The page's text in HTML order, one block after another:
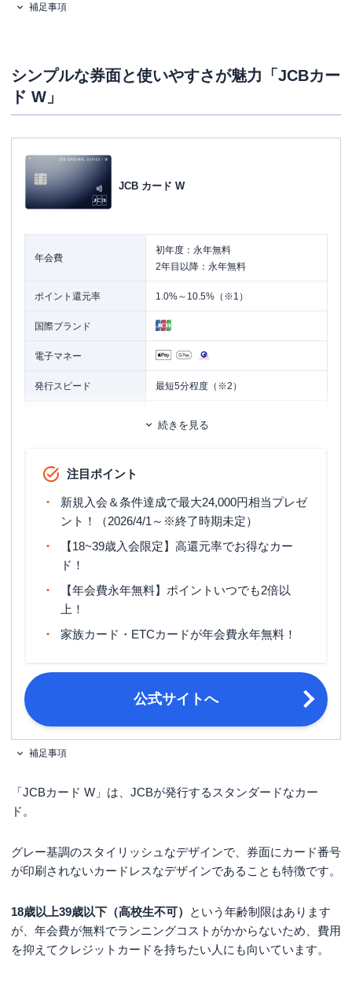
補足事項
シンプルな券面と使いやすさが魅力「JCBカー
ド W」
JCB カード W
年会費
初年度：永年無料
2年目以降：永年無料
ポイント還元率 1.0%～10.5%（※1）
国際ブランド
電子マネー
発行スピード 最短5分程度（※2）
家族カード
ETCカード発行期間 最短1週間
マイル還元率（最大） 0.3％～0.78％
ポイント名
締め日・支払日 公式サイト参照
申し込み条件
方。または高校生を除く18歳以上で学
の ・日本国内発行の運転免許証また
続きを見る
注目ポイント
新規入会＆条件達成で最大24,000円相当プレゼ
ント！（2026/4/1～※終了時期未定）
【18~39歳入会限定】高還元率でお得なカー
ド！
【年会費永年無料】ポイントいつでも2倍以
上！
家族カード・ETCカードが年会費永年無料！
公式サイトへ
補足事項
「JCBカード W」は、JCBが発行するスタンダードなカー
ド。
グレー基調のスタイリッシュなデザインで、券面にカード番号
が印刷されないカードレスなデザインであることも特徴です。
18歳以上39歳以下（高校生不可）
という年齢制限はあります
が、年会費が無料でランニングコストがかからないため、費用
を抑えてクレジットカードを持ちたい人にも向いています。